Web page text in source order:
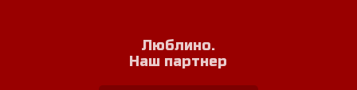
Люблино.
Наш партнер